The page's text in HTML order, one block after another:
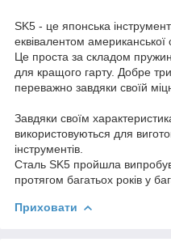
SK5 - це японська
еквівалентом американської
Це проста за складом
для кращого гарту. Добре
переважно завдяки своїй
Завдяки своїм
використовуються для
інструментів.
Сталь SK5 пройшла
протягом багатьох років у
Приховати